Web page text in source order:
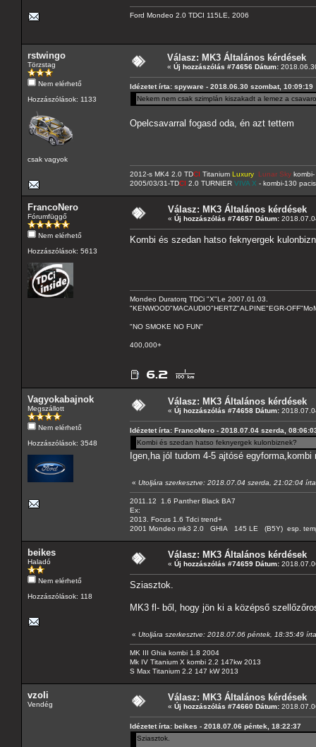
Ford Mondeo 2.0 TDCI 115LE, 2006
rstwingo
Törzstag
Nem elérhető
Hozzászólások: 1133
csak vagyok
Válasz: MK3 Általános kérdések
« Új hozzászólás #74656 Dátum:
Idézetet írta: spyware - 2018.06.30 szombat, 10:09:19
Nekem nem csak szimplán kiszakadt a lemez a
Opelcsavarral fogasd oda, én azt tettem
2012-s MK4 2.0 TDCI Titanium Luxury Lunar Sky
2005/03/31-TDCI 2.0 TURNIER VIVA X - kombi-130
FrancoNero
Fórumfüggő
Nem elérhető
Hozzászólások: 5613
Válasz: MK3 Általános kérdések
« Új hozzászólás #74657 Dátum:
Kombi és szedan hatso feknyergek
Mondeo Duratorq TDCi "X"Le 2007.01.03.
"KENWOOD"MACAUDIO"HERTZ"ALPINE"EGR-
"NO SMOKE NO FUN"
400,000+
Vagyokabajnok
Megszállott
Nem elérhető
Hozzászólások: 3548
Válasz: MK3 Általános kérdések
« Új hozzászólás #74658 Dátum:
Idézetet írta: FrancoNero - 2018.07.04 szerda,
Kombi és szedan hatso feknyergek kulonbiznek?
Igen,ha jól tudom 4-5 ajtósé
« Utoljára szerkesztve: 2018.07.04 szerda, 21:02:04
2011.12 1.6 Panther Black BA7
Ex:
2013. Focus 1.6 Tdci trend+
2001 Mondeo mk3 2.0 GHIA 145 LE (B5Y) esp.
beikes
Haladó
Nem elérhető
Hozzászólások: 118
Válasz: MK3 Általános kérdések
« Új hozzászólás #74659 Dátum:
Sziasztok.
MK3 fl- ből, hogy jön ki a középső
« Utoljára szerkesztve: 2018.07.06 péntek, 18:35:49
MK III Ghia kombi 1.8 2004
Mk IV Titanium X kombi 2.2 147kw 2013
S Max Titanium 2.2 147 kW 2013
vzoli
Vendég
Válasz: MK3 Általános kérdések
« Új hozzászólás #74660 Dátum:
Idézetet írta: beikes - 2018.07.06 péntek, 18:22:37
Sziasztok.